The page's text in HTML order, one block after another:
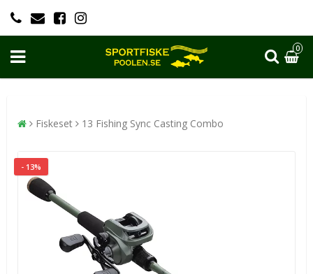
0
Fiskeset 13 Fishing Sync Casting Combo
- 13%